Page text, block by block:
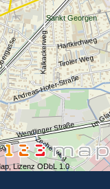
Sankt Georgen
Andreas-Hofer-Straße
Hartkirchweg
Zechenweg
Im
Tiroler Weg
Wendlinger Straße
Kalkackerweg
,Lizenz ODbL 1.0